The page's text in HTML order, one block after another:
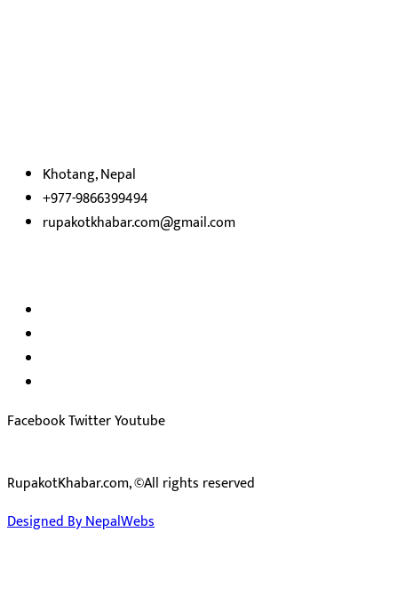
Khotang, Nepal
+977-9866399494
rupakotkhabar.com@gmail.com
FacebookTwitterYoutube
RupakotKhabar.com, ©All rights reserved
Designed By NepalWebs